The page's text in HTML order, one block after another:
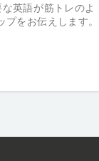
英語が 筋トレのよ
をお伝えします。